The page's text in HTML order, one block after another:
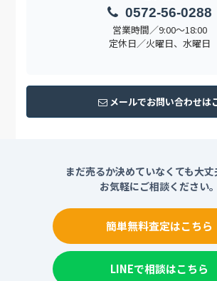
営業時間／9:00〜18:00
定休日／火曜日、水曜日
0572-56-0288
メールでお問い合わせは
まだ売るか決めていなくても大丈
お気軽にご相談ください。
簡単無料査定はこちら
LINEで相談はこちら